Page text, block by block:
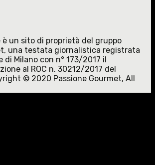
è un sito di proprietà del gruppo
una testata giornalistica registrata
di Milano con n° 173/2017 il
al ROC n. 30212/2017 del
© 2020 Passione Gourmet, All